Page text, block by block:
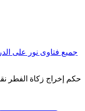
جميع فتاوى نور على